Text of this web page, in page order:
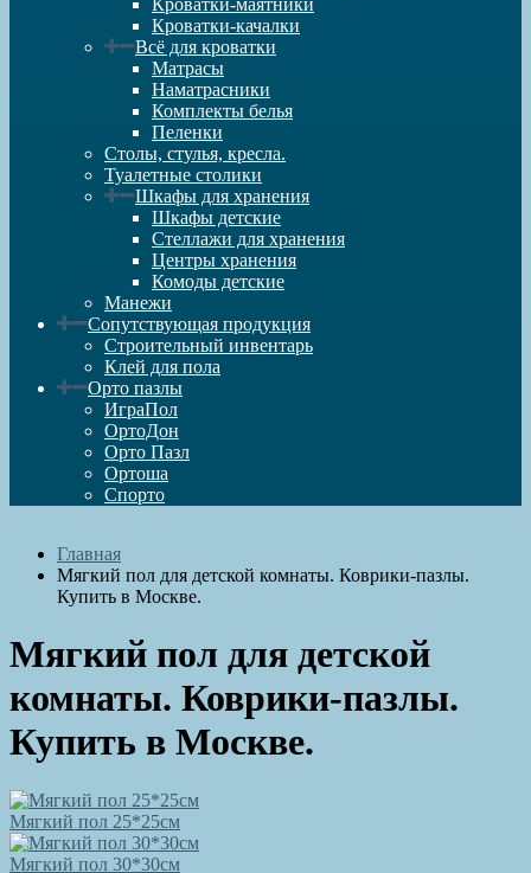
Кроватки-маятники
Кроватки-качалки
Всё для кроватки
Матрасы
Наматрасники
Комплекты белья
Пеленки
Столы, стулья, кресла.
Туалетные столики
Шкафы для хранения
Шкафы детские
Стеллажи для хранения
Центры хранения
Комоды детские
Манежи
Сопутствующая продукция
Строительный инвентарь
Клей для пола
Орто пазлы
ИграПол
ОртоДон
Орто Пазл
Ортоша
Спорто
Главная
Мягкий пол для детской комнаты. Коврики-пазлы.
Купить в Москве.
Мягкий пол для детской
комнаты. Коврики-пазлы.
Купить в Москве.
Мягкий пол 25*25см
Мягкий пол 30*30см